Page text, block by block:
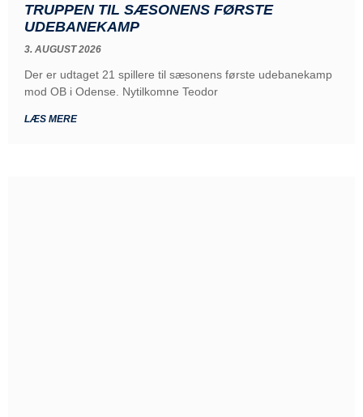
TRUPPEN TIL SÆSONENS FØRSTE
UDEBANEKAMP
3. AUGUST 2026
Der er udtaget 21 spillere til sæsonens første udebanekamp
mod OB i Odense. Nytilkomne Teodor
LÆS MERE